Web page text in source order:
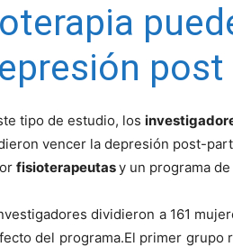
tipo de estudio, los
vencer la depresión post-
fisioterapeutasy un programa de
dividieron a 161
del programa.El primer grupo